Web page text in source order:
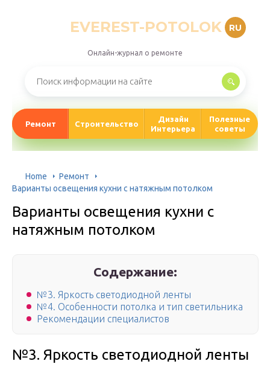
EVEREST-POTOLOK RU
Онлайн-журнал о ремонте
Ремонт Строительство
Дизайн
Интерьера
Полезные
советы
Home
Ремонт
Варианты освещения кухни с натяжным потолком
Варианты освещения кухни с
натяжным потолком
Содержание:
№3. Яркость светодиодной ленты
№4. Особенности потолка и тип светильника
Рекомендации специалистов
№3. Яркость светодиодной ленты